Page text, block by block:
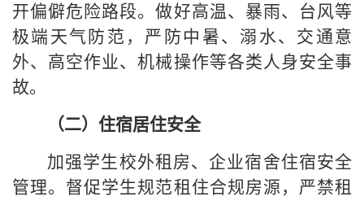
开偏僻危险路段。做好高温、暴雨、台风等
极端天气防范，严防中暑、溺水、交通意
外、高空作业、机械操作等各类人身安全事
故。
（二）住宿居住安全
加强学生校外租房、企业宿舍住宿安全
管理。督促学生规范租住合规房源，严禁租